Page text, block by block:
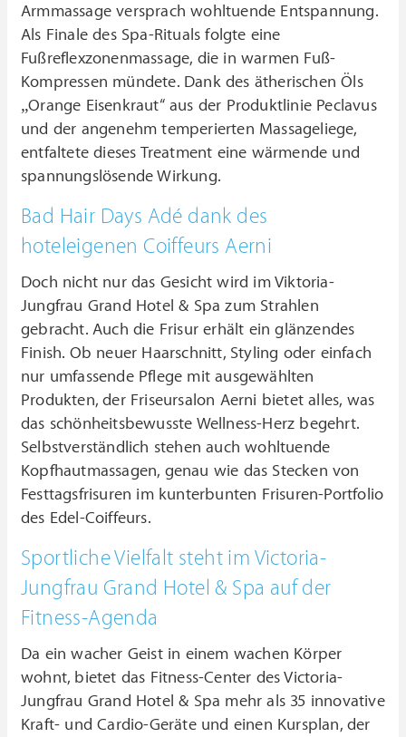
Armmassage versprach wohltuende Entspannung.
Als Finale des Spa-Rituals folgte eine
Fußreflexzonenmassage, die in warmen Fuß-
Kompressen mündete. Dank des ätherischen Öls
„Orange Eisenkraut“ aus der Produktlinie Peclavus
und der angenehm temperierten Massageliege,
entfaltete dieses Treatment eine wärmende und
spannungslösende Wirkung.
Bad Hair Days Adé dank des
hoteleigenen Coiffeurs Aerni
Doch nicht nur das Gesicht wird im Viktoria-
Jungfrau Grand Hotel & Spa zum Strahlen
gebracht. Auch die Frisur erhält ein glänzendes
Finish. Ob neuer Haarschnitt, Styling oder einfach
nur umfassende Pflege mit ausgewählten
Produkten, der Friseursalon Aerni bietet alles, was
das schönheitsbewusste Wellness-Herz begehrt.
Selbstverständlich stehen auch wohltuende
Kopfhautmassagen, genau wie das Stecken von
Festtagsfrisuren im kunterbunten Frisuren-Portfolio
des Edel-Coiffeurs.
Sportliche Vielfalt steht im Victoria-
Jungfrau Grand Hotel & Spa auf der
Fitness-Agenda
Da ein wacher Geist in einem wachen Körper
wohnt, bietet das Fitness-Center des Victoria-
Jungfrau Grand Hotel & Spa mehr als 35 innovative
Kraft- und Cardio-Geräte und einen Kursplan, der